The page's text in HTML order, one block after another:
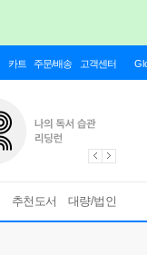
카트 주문/배송 고객센터
추천도서 대량/법인